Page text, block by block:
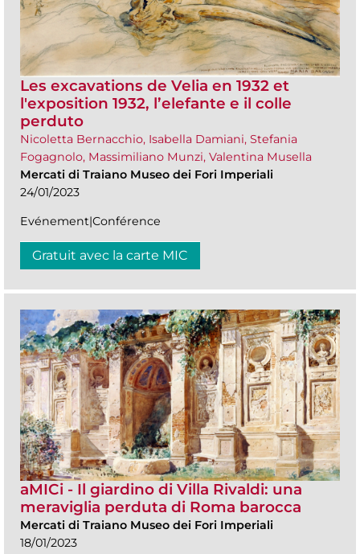
Les excavations de Velia en 1932 et
l'exposition 1932, l’elefante e il colle
perduto
Nicoletta Bernacchio, Isabella Damiani, Stefania
Fogagnolo, Massimiliano Munzi, Valentina Musella
Mercati di Traiano Museo dei Fori Imperiali
24/01/2023
Evénement|Conférence
Gratuit avec la carte MIC
aMICi - Il giardino di Villa Rivaldi: una
meraviglia perduta di Roma barocca
Mercati di Traiano Museo dei Fori Imperiali
18/01/2023